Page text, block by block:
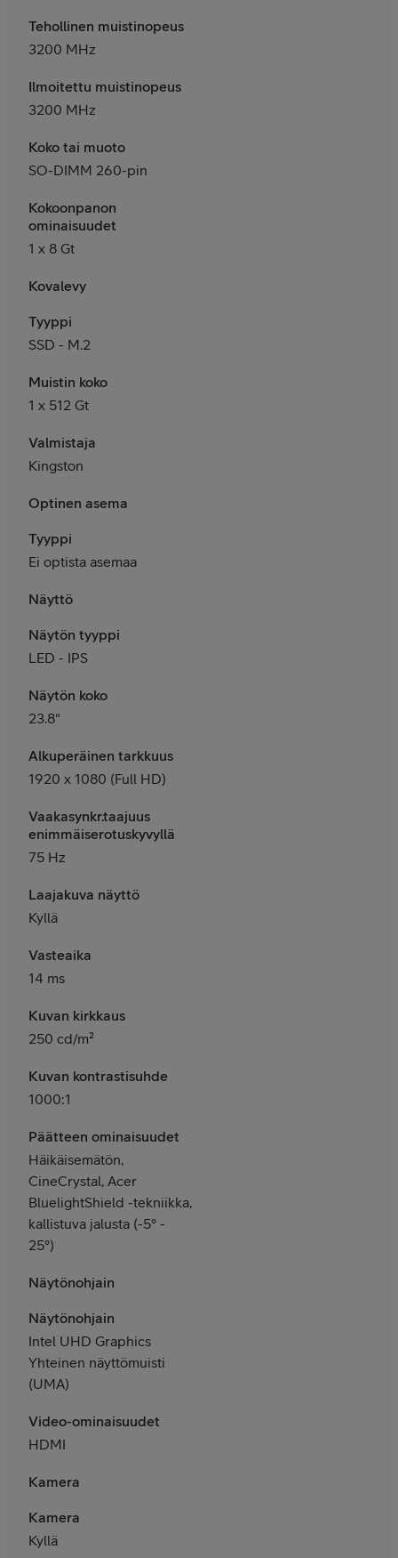
Tehollinen muistinopeus
3200 MHz
Ilmoitettu muistinopeus
3200 MHz
Koko tai muoto
SO-DIMM 260-pin
Kokoonpanon
ominaisuudet
1 x 8 Gt
Kovalevy
Tyyppi
SSD - M.2
Muistin koko
1 x 512 Gt
Valmistaja
Kingston
Optinen asema
Tyyppi
Ei optista asemaa
Näyttö
Näytön tyyppi
LED - IPS
Näytön koko
23.8"
Alkuperäinen tarkkuus
1920 x 1080 (Full HD)
Vaakasynkr.taajuus
enimmäiserotuskyvyllä
75 Hz
Laajakuva näyttö
Kyllä
Vasteaika
14 ms
Kuvan kirkkaus
250 cd/m²
Kuvan kontrastisuhde
1000:1
Päätteen ominaisuudet
Häikäisemätön,
CineCrystal, Acer
BluelightShield -tekniikka,
kallistuva jalusta (-5° -
25°)
Näytönohjain
Näytönohjain
Intel UHD Graphics
Yhteinen näyttömuisti
(UMA)
Video-ominaisuudet
HDMI
Kamera
Kamera
Kyllä